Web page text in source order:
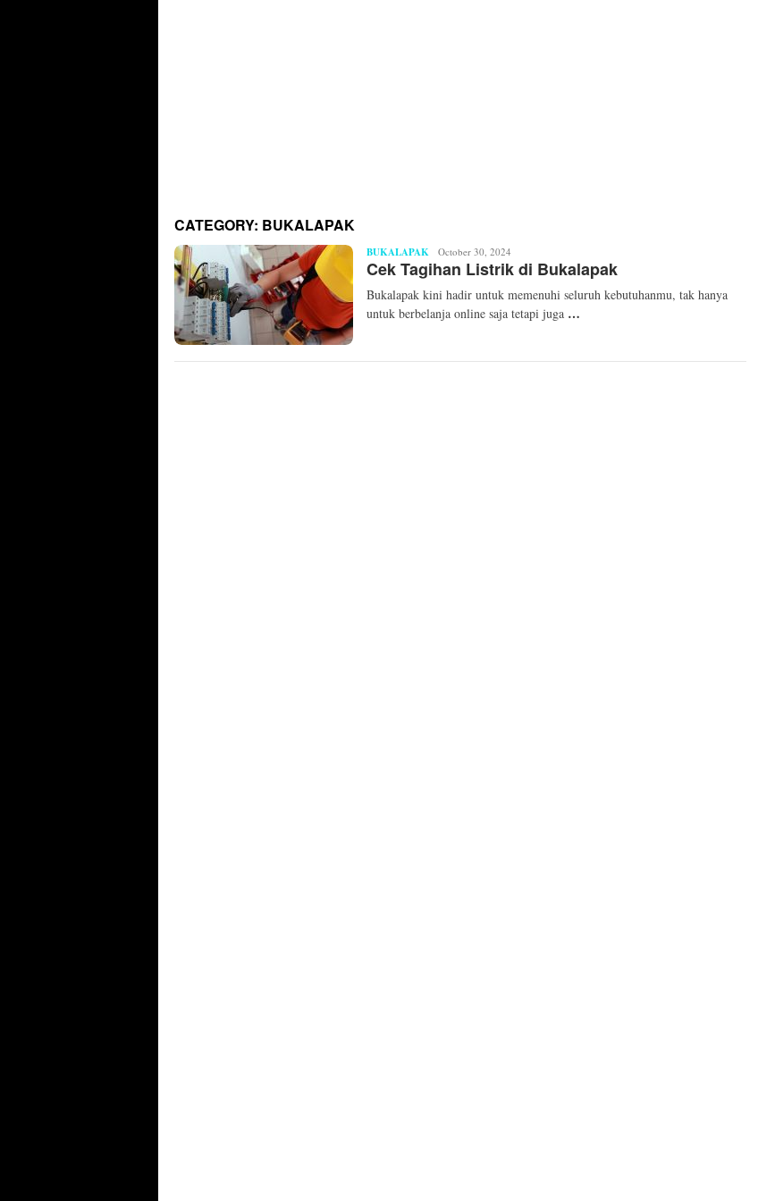
CATEGORY: BUKALAPAK
BUKALAPAK Mita
Mellinda
October 30, 2024
Cek Tagihan Listrik di Bukalapak
Bukalapak kini hadir untuk memenuhi seluruh kebutuhanmu, tak hanya
untuk berbelanja online saja tetapi juga …